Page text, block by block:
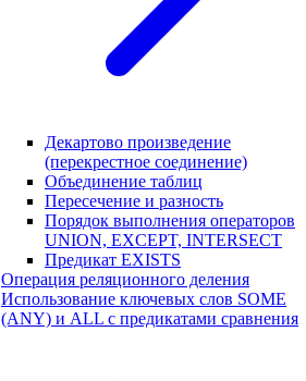
Декартово произведение
(перекрестное соединение)
Объединение таблиц
Пересечение и разность
Порядок выполнения операторов
UNION, EXCEPT, INTERSECT
Предикат EXISTS
Операция реляционного деления
Использование ключевых слов SOME
(ANY) и ALL с предикатами сравнения